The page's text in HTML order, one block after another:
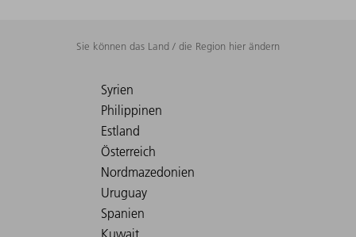
Sie können das Land / die Region hier ändern